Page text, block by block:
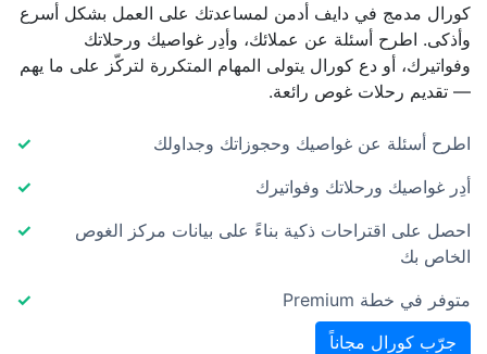
كورال مدمج في دايف أدمن لمساعدتك على العمل بشكل أسرع
وأذكى. اطرح أسئلة عن عملائك، وأدِر غواصيك ورحلاتك
وفواتيرك، أو دع كورال يتولى المهام المتكررة لتركّز على ما يهم
— تقديم رحلات غوص رائعة.
اطرح أسئلة عن غواصيك وحجوزاتك وجداولك
أدِر غواصيك ورحلاتك وفواتيرك
احصل على اقتراحات ذكية بناءً على بيانات مركز الغوص
الخاص بك
متوفر في خطة Premium
جرّب كورال مجاناً